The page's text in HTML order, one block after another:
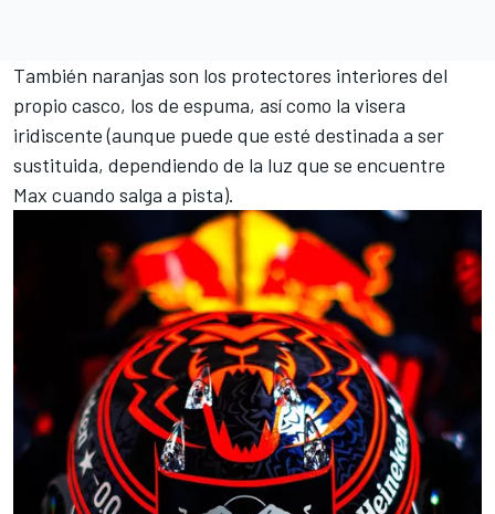
También naranjas son los protectores interiores del
propio casco, los de espuma, así como la visera
iridiscente (aunque puede que esté destinada a ser
sustituida, dependiendo de la luz que se encuentre
Max cuando salga a pista).